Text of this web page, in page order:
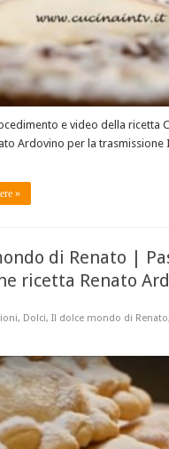
e video della ricetta
Ardovino per la
»
di Renato |
ricetta Renato
, Dolci,Il dolce mondo di Renato